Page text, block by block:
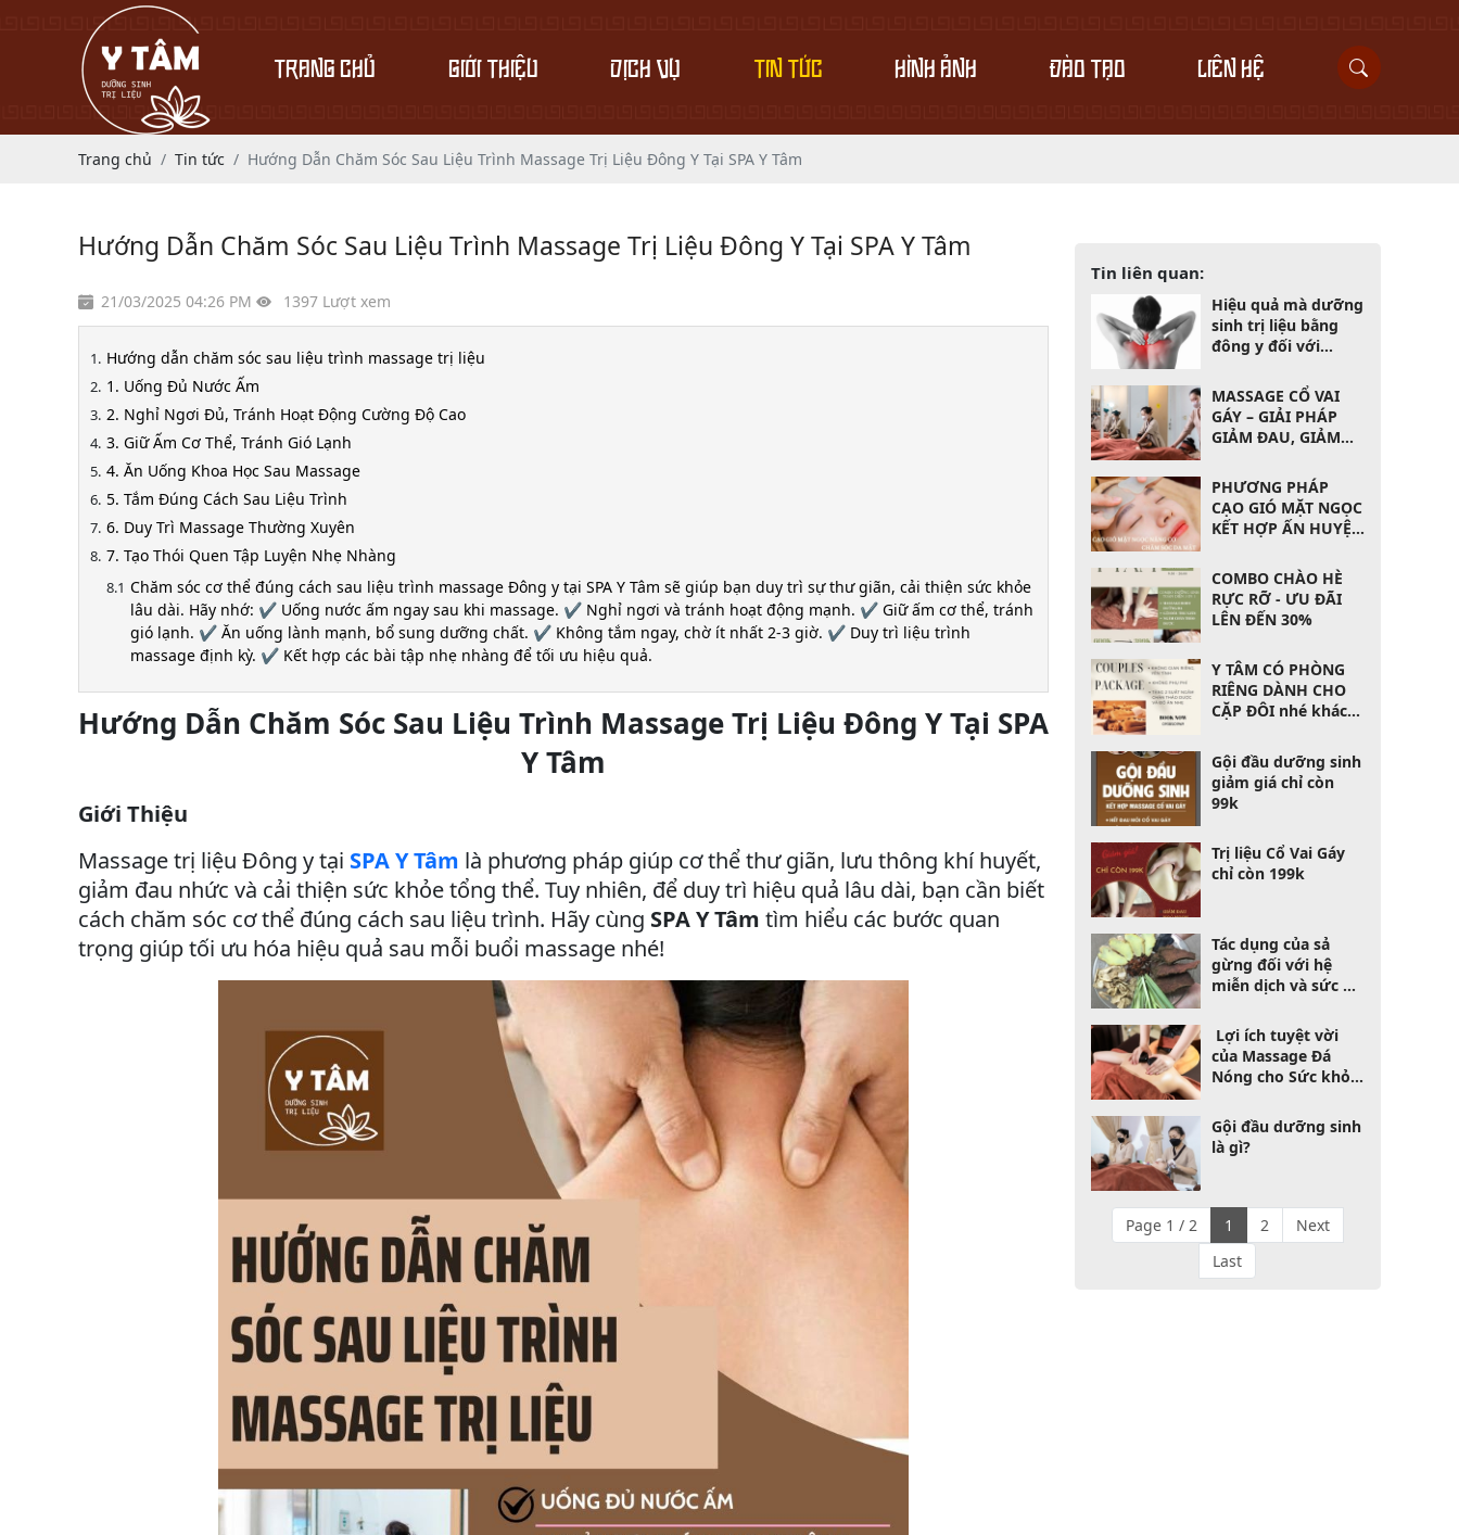
TRANG CHỦ GIỚI THIỆU DỊCH VỤ TIN TỨC HÌNH ẢNH ĐÀO TẠO LIÊN HỆ
Trang chủ Tin tức Hướng Dẫn Chăm Sóc Sau Liệu Trình Massage Trị Liệu Đông Y Tại SPA Y Tâm
Hướng Dẫn Chăm Sóc Sau Liệu Trình Massage Trị Liệu Đông Y Tại SPA Y Tâm
21/03/2025 04:26 PM 1397 Lượt xem
Hướng dẫn chăm sóc sau liệu trình massage trị liệu
1. Uống Đủ Nước Ấm
2. Nghỉ Ngơi Đủ, Tránh Hoạt Động Cường Độ Cao
3. Giữ Ấm Cơ Thể, Tránh Gió Lạnh
4. Ăn Uống Khoa Học Sau Massage
5. Tắm Đúng Cách Sau Liệu Trình
6. Duy Trì Massage Thường Xuyên
7. Tạo Thói Quen Tập Luyện Nhẹ Nhàng
Chăm sóc cơ thể đúng cách sau liệu trình massage Đông y tại SPA Y Tâm sẽ giúp bạn duy trì sự thư giãn, cải thiện sức khỏe
lâu dài. Hãy nhớ: ✔️ Uống nước ấm ngay sau khi massage. ✔️ Nghỉ ngơi và tránh hoạt động mạnh. ✔️ Giữ ấm cơ thể, tránh
gió lạnh. ✔️ Ăn uống lành mạnh, bổ sung dưỡng chất. ✔️ Không tắm ngay, chờ ít nhất 2-3 giờ. ✔️ Duy trì liệu trình
massage định kỳ. ✔️ Kết hợp các bài tập nhẹ nhàng để tối ưu hiệu quả.
Hướng Dẫn Chăm Sóc Sau Liệu Trình Massage Trị Liệu Đông Y Tại SPA
Y Tâm
Giới Thiệu
Massage trị liệu Đông y tại SPA Y Tâm là phương pháp giúp cơ thể thư giãn, lưu thông khí huyết,
giảm đau nhức và cải thiện sức khỏe tổng thể. Tuy nhiên, để duy trì hiệu quả lâu dài, bạn cần biết
cách chăm sóc cơ thể đúng cách sau liệu trình. Hãy cùng SPA Y Tâm tìm hiểu các bước quan
trọng giúp tối ưu hóa hiệu quả sau mỗi buổi massage nhé!
Tin liên quan:
Hiệu quả mà dưỡng
sinh trị liệu bằng
đông y đối với
gáy
MASSAGE CỔ VAI
GÁY – GIẢI PHÁP
GIẢM ĐAU, GIẢM
QUẢ NGAY LẦN
ĐẦU
PHƯƠNG PHÁP
CẠO GIÓ MẶT NGỌC
KẾT HỢP ẤN HUYỆT
COMBO CHÀO HÈ
RỰC RỠ - ƯU ĐÃI
LÊN ĐẾN 30%
Y TÂM CÓ PHÒNG
RIÊNG DÀNH CHO
CẶP ĐÔI nhé khách
Gội đầu dưỡng sinh
giảm giá chỉ còn
99k
Trị liệu Cổ Vai Gáy
chỉ còn 199k
Tác dụng của sả
gừng đối với hệ
miễn dịch và sức đề
Lợi ích tuyệt vời
của Massage Đá
Nóng cho Sức khỏe
Gội đầu dưỡng sinh
là gì?
Page 1 / 2 1 2
Next
Last